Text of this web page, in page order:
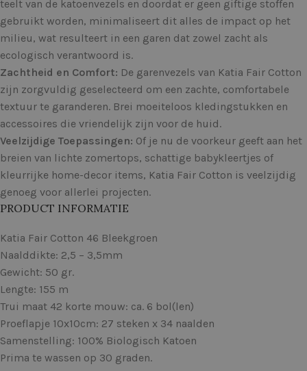
teelt van de katoenvezels en doordat er geen giftige stoffen
gebruikt worden, minimaliseert dit alles de impact op het
milieu, wat resulteert in een garen dat zowel zacht als
ecologisch verantwoord is.
Zachtheid en Comfort: De garenvezels van Katia Fair Cotton
zijn zorgvuldig geselecteerd om een ​​zachte, comfortabele
textuur te garanderen. Brei moeiteloos kledingstukken en
accessoires die vriendelijk zijn voor de huid.
Veelzijdige Toepassingen: Of je nu de voorkeur geeft aan het
breien van lichte zomertops, schattige babykleertjes of
kleurrijke home-decor items, Katia Fair Cotton is veelzijdig
genoeg voor allerlei projecten.
PRODUCT INFORMATIE
Katia Fair Cotton 46 Bleekgroen
Naalddikte: 2,5 – 3,5mm
Gewicht: 50 gr.
Lengte: 155 m
Trui maat 42 korte mouw: ca. 6 bol(len)
Proeflapje 10x10cm: 27 steken x 34 naalden
Samenstelling: 100% Biologisch Katoen
Prima te wassen op 30 graden.